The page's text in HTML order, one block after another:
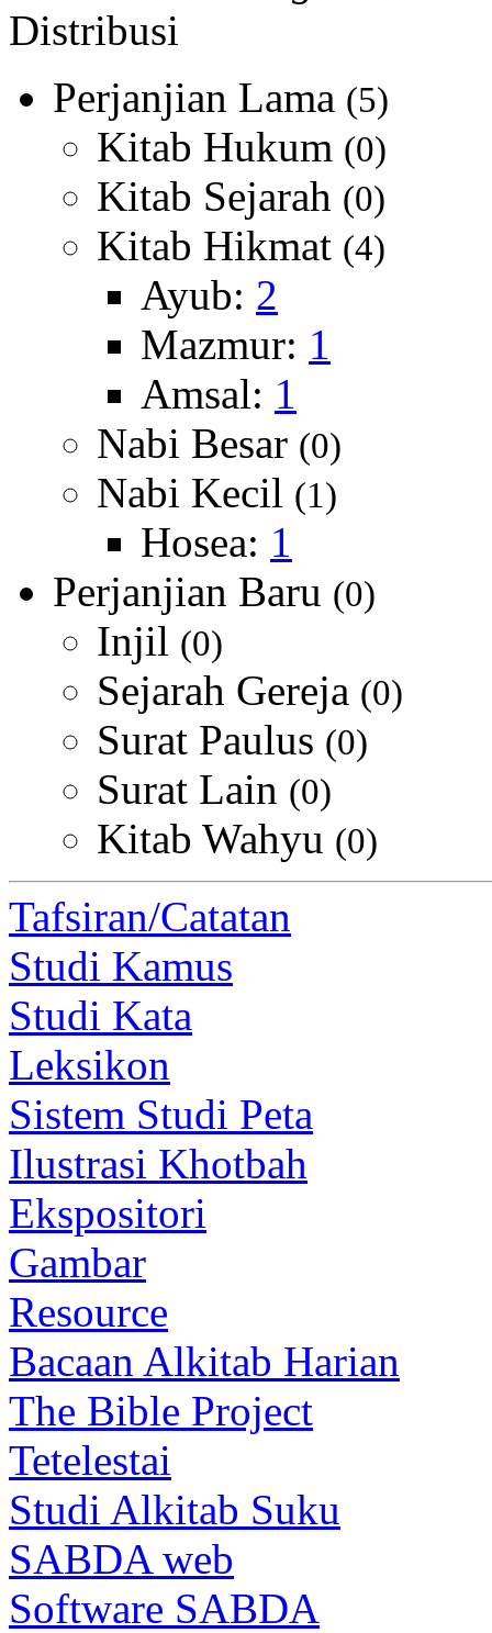
Distribusi
Perjanjian Lama (5)
Kitab Hukum (0)
Kitab Sejarah (0)
Kitab Hikmat (4)
Ayub: 2
Mazmur: 1
Amsal: 1
Nabi Besar (0)
Nabi Kecil (1)
Hosea: 1
Perjanjian Baru (0)
Injil (0)
Sejarah Gereja (0)
Surat Paulus (0)
Surat Lain (0)
Kitab Wahyu (0)
Tafsiran/Catatan
Studi Kamus
Studi Kata
Leksikon
Sistem Studi Peta
Ilustrasi Khotbah
Ekspositori
Gambar
Resource
Bacaan Alkitab Harian
The Bible Project
Tetelestai
Studi Alkitab Suku
SABDA web
Software SABDA